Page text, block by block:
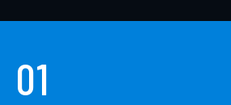
01